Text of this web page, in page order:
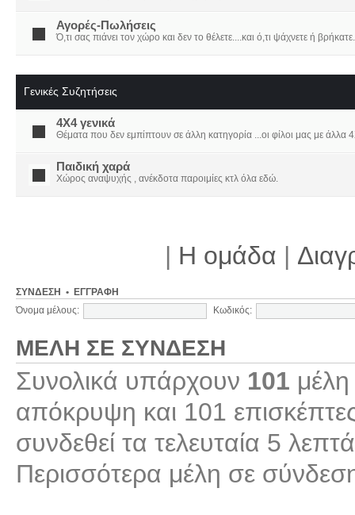
Αγορές-Πωλήσεις
Ό,τι σας πιάνει τον χώρο και δεν το θέλετε....και ό,τι ψάχνετε ή
Γενικές Συζητήσεις
4X4 γενικά
Θέματα που δεν εμπίπτουν σε άλλη κατηγορία ...οι φίλοι μας με άλλα
Παιδική χαρά
Χώρος αναψυχής , ανέκδοτα παροιμίες κτλ όλα εδώ.
| Η ομάδα |
ΣΎΝΔΕΣΗ • ΕΓΓΡΑΦΉ
Όνομα μέλους: Κωδικός:
ΜΈΛΗ ΣΕ ΣΎΝΔΕΣΗ
Συνολικά υπάρχουν 101
απόκρυψη και 101
συνδεθεί τα τελευταία 5
Περισσότερα μέλη σε